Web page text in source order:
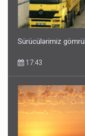
Sürücülərimiz
17:43